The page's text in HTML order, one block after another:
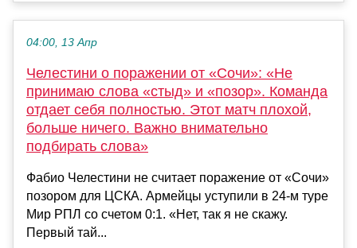
04:00, 13 Апр
Челестини о поражении от «Сочи»: «Не
принимаю слова «стыд» и «позор». Команда
отдает себя полностью. Этот матч плохой,
больше ничего. Важно внимательно
подбирать слова»
Фабио Челестини не считает поражение от «Сочи»
позором для ЦСКА. Армейцы уступили в 24-м туре
Мир РПЛ со счетом 0:1. «Нет, так я не скажу.
Первый тай...